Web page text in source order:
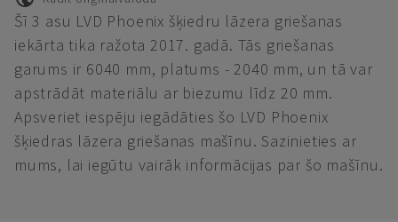
Šī 3 asu LVD Phoenix šķiedru lāzera griešanas
iekārta tika ražota 2017. gadā. Tās griešanas
garums ir 6040 mm, platums - 2040 mm, un tā var
apstrādāt materiālu ar biezumu līdz 20 mm.
Apsveriet iespēju iegādāties šo LVD Phoenix
šķiedras lāzera griešanas mašīnu. Sazinieties ar
mums, lai iegūtu vairāk informācijas par šo mašīnu.